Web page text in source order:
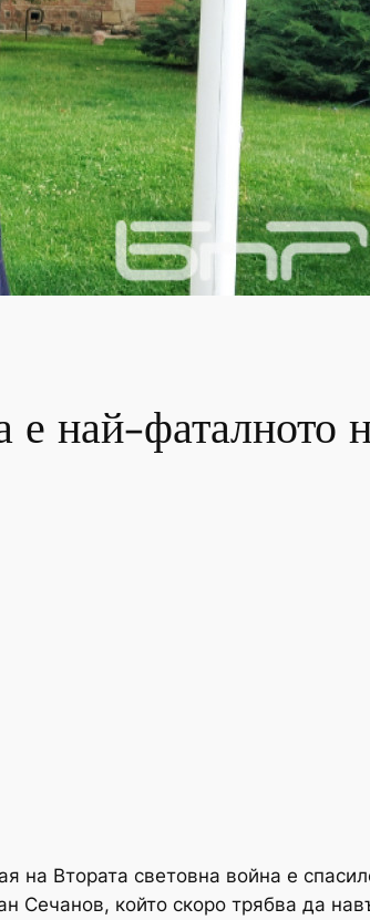
най-фаталното
на Втората световна война е
Сечанов, който скоро трябва да